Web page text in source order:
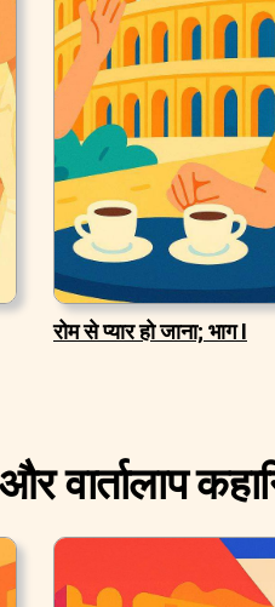
रोम से प्यार हो जाना; भाग I
वार्तालाप